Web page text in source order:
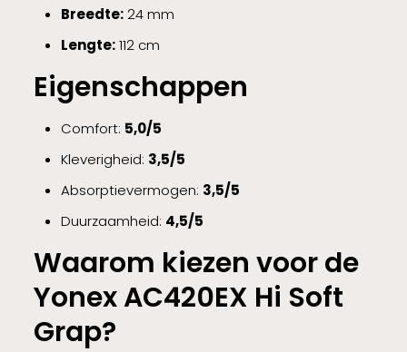
Breedte:24 mm
Lengte:112 cm
Eigenschappen
Comfort: 5,0/5
Kleverigheid: 3,5/5
Absorptievermogen: 3,5/5
Duurzaamheid: 4,5/5
Waarom kiezen voor de
Yonex AC420EX Hi Soft
Grap?